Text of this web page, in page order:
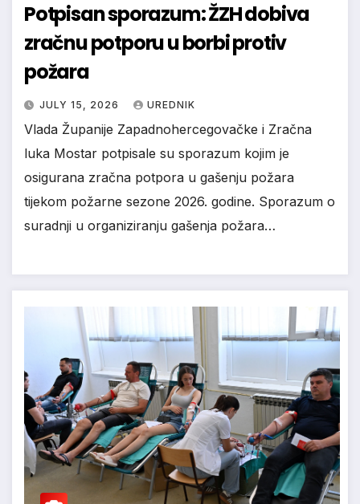
Potpisan sporazum: ŽZH dobiva
zračnu potporu u borbi protiv
požara
JULY 15, 2026 UREDNIK
Vlada Županije Zapadnohercegovačke i Zračna
luka Mostar potpisale su sporazum kojim je
osigurana zračna potpora u gašenju požara
tijekom požarne sezone 2026. godine. Sporazum o
suradnji u organiziranju gašenja požara…